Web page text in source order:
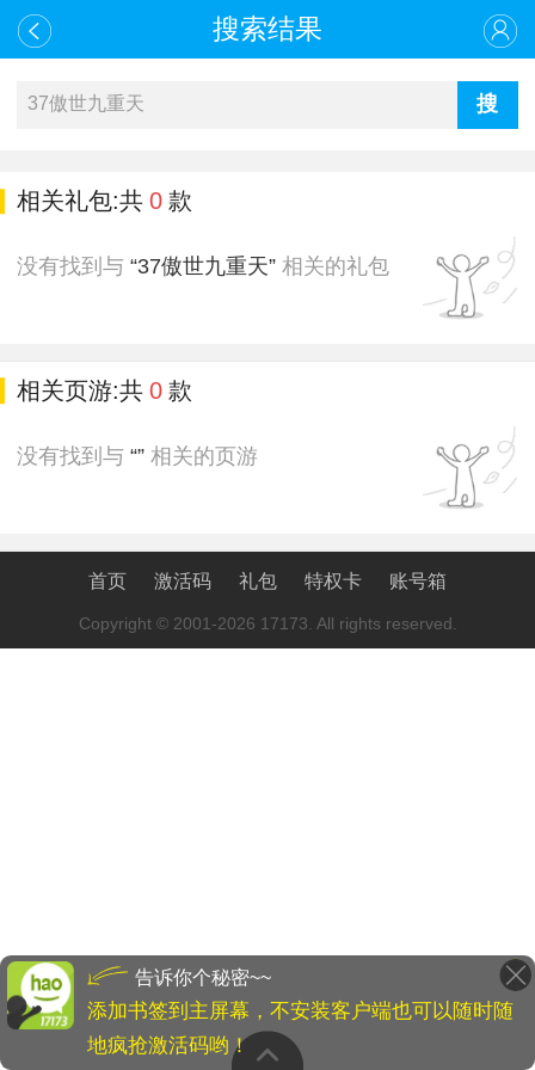
搜索结果
相关礼包:共 0 款
没有找到与 “37傲世九重天” 相关的礼包
相关页游:共 0 款
没有找到与 “” 相关的页游
首页 激活码 礼包 特权卡 账号箱
Copyright © 2001-2026 17173. All rights reserved.
告诉你个秘密~~
添加书签到主屏幕，不安装客户端也可以随时随
地疯抢激活码哟！